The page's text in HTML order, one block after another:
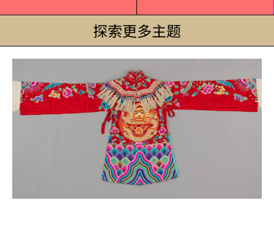
探索更多主题